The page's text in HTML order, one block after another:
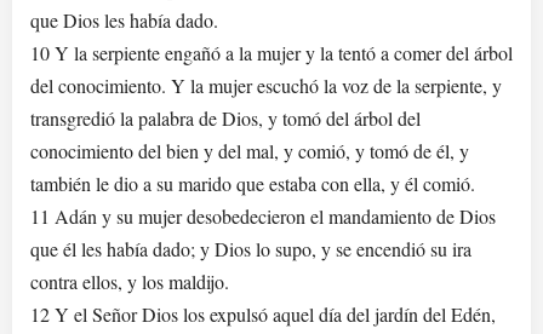
que Dios les había dado.
10 Y la serpiente engañó a la mujer y la tentó a comer del árbol
del conocimiento. Y la mujer escuchó la voz de la serpiente, y
transgredió la palabra de Dios, y tomó del árbol del
conocimiento del bien y del mal, y comió, y tomó de él, y
también le dio a su marido que estaba con ella, y él comió.
11 Adán y su mujer desobedecieron el mandamiento de Dios
que él les había dado; y Dios lo supo, y se encendió su ira
contra ellos, y los maldijo.
12 Y el Señor Dios los expulsó aquel día del jardín del Edén,